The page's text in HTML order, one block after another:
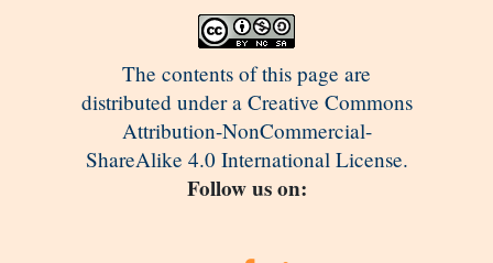
The contents of this page are
distributed under a Creative Commons
Attribution-NonCommercial-
ShareAlike 4.0 International License.
Follow us on: